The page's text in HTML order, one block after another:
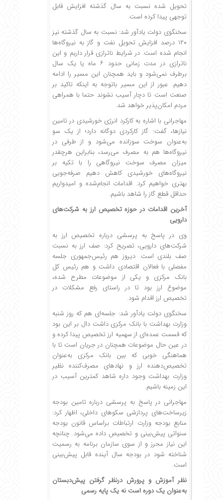
تحویل شده نسبت به سال گذشته افزایش قابل
توجهی پیدا کرده است.
سخنگوی دولت یادآور شد: نسبت به سال گذشته نیز
۱۲۰ درصد افزایش تحویل نفت و گاز به نیروگاه‌ها
انجام شده است. در شرایط ناترازی قرار داریم و این
ناترازی در مدت زمانی حدود ۶ ماه یا یک سال
برطرف نمی‌شود و باید همچنان این مسیر را ادامه
دهیم. عبور از این مسیر باتوجه به اینکه تاکید بر
صنعت است تا دچار آسیب نشوند حتما با همراهی
مردم امکان‌پذیر خواهد شد.
مهاجرانی با اشاره به کارکرد انرژی خورشیدی در تامین
نیازها، گفت: گاز کارکردی دوگانه دارد؛ از یک سو
‌به‌عنوان سوخت سوزانده می‌شود و از طرفی در
نیروگاه‌ها هم به مصرف می‌رسد، بنابراین هرچقدر
میزان مصرف سوخت نیروگاهی را با تکیه بر
نیروگاه‌های خورشیدی کاهش دهیم صرفه‌جویی
بهتری خواهیم کرد. اقدامات انجام‌شده و امیدواریم
حداقل قطع گاز را شاهد باشیم.
آخرین اقدامات در حوزه تخصیص ارز به شرکت‌های
دارویی
وی در پاسخ به پرسشی درباره تخصیص ارز به
شرکت‌های دارویی، تصریح کرد: صف ارز به نسبت
صف بلندی است. دیروز هم رئیس‌جمهوری جلسه
مفصلی با فعالان اقتصادی داشت و هم رئیس کل
بانک مرکزی و یکی از موضوعات مطرح شده،
موضوع ارز بود تا در راستای رفع مشکلات در
تخصیص ارز اقدام شود.
سخنگوی دولت یادآور شد: جلسه‌ای هم که روز شنبه
وزارت بهداشت با بانک مرکزی داشت دال بر این بود
که قسمت عمده‌ای از سهمیه ارز تخصیص پیدا کرده و
در عین حال موضوعات همچنان در جریان است تا با
هماهنگی خوبی که بین بانک مرکزی به‌عنوان
تخصیص‌دهنده ارز و نهادهای مصرف‌کننده نظیر
وزارت بهداشت وجود داره شاهد کمترین آسیب در
این زمینه باشیم.
مهاجرانی در پاسخ به پرسشی درباره تامین بودجه
زیرساخت‌های پردازشی سکوهای داخلی، اظهار کرد:
منابع بودجه وزارت ارتباطات براساس قانون بودجه
سنواتی پیش‌بینی و تخصیص داده می‌شود. چنانچه
این نیاز محرز و از سوی سازمان برنامه به رسمیت
شناخته شود در بودجه سال آینده قابل پیش‌بینی
است.
نظر آموزش و پرورش درنظر گرفتن پیش‌دبستان
به‌عنوان یک دوره است نه یک پایه رسمی